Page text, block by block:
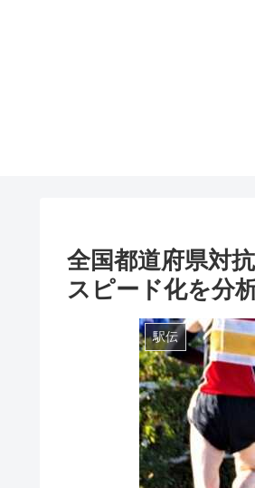
全国都道府県対
スピード化を分
駅伝